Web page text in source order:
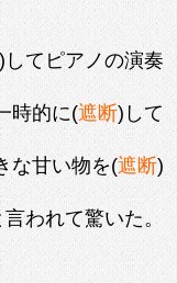
)してピアノの演奏
時的に(遮断)して
な甘い物を(遮断)
われて驚いた。